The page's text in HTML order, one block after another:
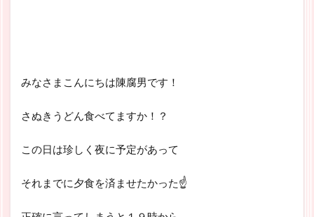
みなさまこんにちは陳腐男です！
さぬきうどん食べてますか！？
この日は珍しく夜に予定があって
それまでに夕食を済ませたかった☝